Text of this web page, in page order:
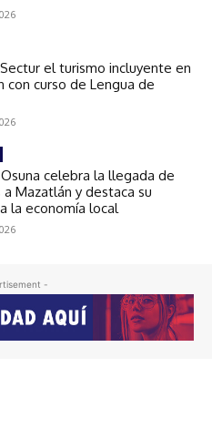
el turismo incluyente en
con curso de Lengua de
celebra la llegada de
Mazatlán y destaca su
la economía local
-